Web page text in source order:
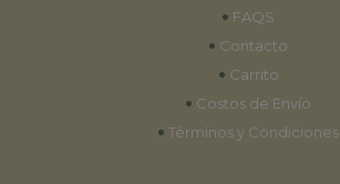
• FAQS
• Contacto
• Carrito
• Costos de Envío
• Términos y Condiciones